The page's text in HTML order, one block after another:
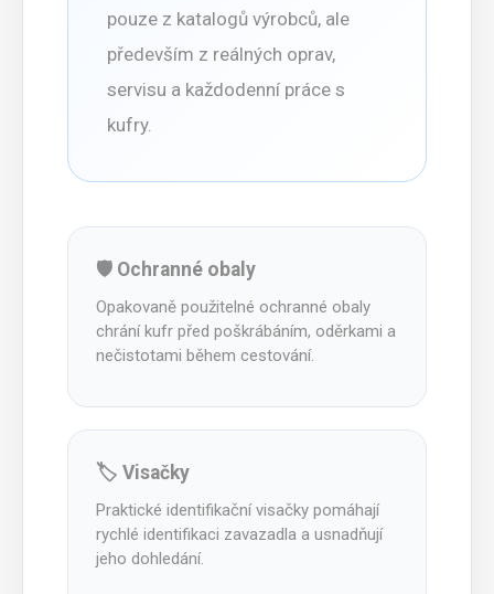
pouze z katalogů výrobců, ale
především z reálných oprav,
servisu a každodenní práce s
kufry.
🛡️ Ochranné obaly
Opakovaně použitelné ochranné obaly
chrání kufr před poškrábáním, oděrkami a
nečistotami během cestování.
🏷️ Visačky
Praktické identifikační visačky pomáhají
rychlé identifikaci zavazadla a usnadňují
jeho dohledání.